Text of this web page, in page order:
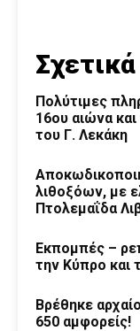
Πολύτιμες
16ου αιώνα
του Γ. Λεκάκη
λιθοξόων, με
Πτολεμαΐδα
Εκπομπές –
την Κύπρο και
Βρέθηκε
650 αμφορείς!